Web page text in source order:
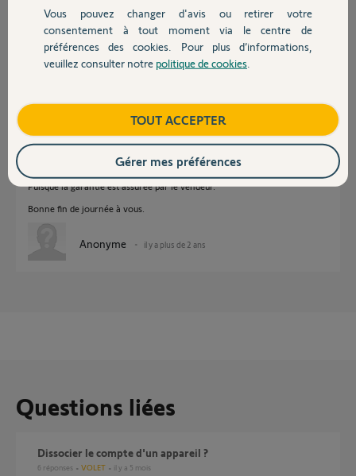
Devis avec un pro
Contact
ça ne s'enregistre pas. Il faut simplement garder la facture. En cas de
problème, seul le revendeur/installateur serait en charge du sav.
Bonne journée !
Tous systèmes achetés ailleurs que sur la boutique officielle ne
Puisque la garantie est assurée par le vendeur.
Bonne fin de journée à vous.
Anonyme il y a plus de 2 ans
Questions liées
dissocier le compte d'un appareil ?
6 réponses VOLET il y a 5 mois
Vous pouvez changer d'avis ou retirer votre
consentement à tout moment via le centre de
préférences des cookies. Pour plus d’informations,
veuillez consulter notre politique de cookies
TOUT ACCEPTER
Gérer mes préférences